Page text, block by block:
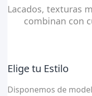
Lacados, texturas
combinan con
Elige tu Estilo
Disponemos de